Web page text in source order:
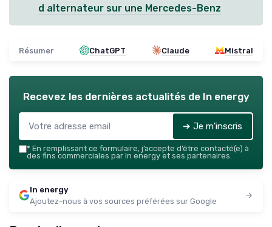
d alternateur sur une Mercedes-Benz
Résumer ChatGPT Claude Mistral
Recevez les dernières actualités de In energy
➔ Je m'inscris
* En remplissant ce formulaire, j’accepte d’être contacté(e) à
des fins commerciales par In energy et ses partenaires.
In energy
Ajoutez-nous à vos sources préférées sur Google